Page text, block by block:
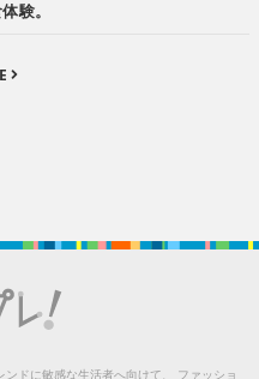
験。
ンドに敏感な生活者へ向けて、 ファッショ